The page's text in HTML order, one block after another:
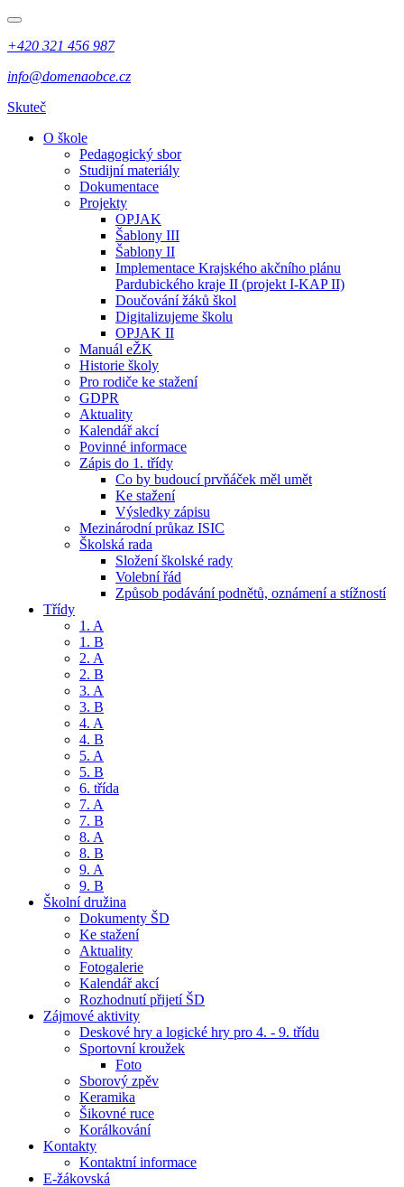
+420 321 456 987
info@domenaobce.cz
Skuteč
O škole
Pedagogický sbor
Studijní materiály
Dokumentace
Projekty
OPJAK
Šablony III
Šablony II
Implementace Krajského akčního plánu
Pardubického kraje II (projekt I-KAP II)
Doučování žáků škol
Digitalizujeme školu
OPJAK II
Manuál eŽK
Historie školy
Pro rodiče ke stažení
GDPR
Aktuality
Kalendář akcí
Povinné informace
Zápis do 1. třídy
Co by budoucí prvňáček měl umět
Ke stažení
Výsledky zápisu
Mezinárodní průkaz ISIC
Školská rada
Složení školské rady
Volební řád
Způsob podávání podnětů, oznámení a stížností
Třídy
1. A
1. B
2. A
2. B
3. A
3. B
4. A
4. B
5. A
5. B
6. třída
7. A
7. B
8. A
8. B
9. A
9. B
Školní družina
Dokumenty ŠD
Ke stažení
Aktuality
Fotogalerie
Kalendář akcí
Rozhodnutí přijetí ŠD
Zájmové aktivity
Deskové hry a logické hry pro 4. - 9. třídu
Sportovní kroužek
Foto
Sborový zpěv
Keramika
Šikovné ruce
Korálkování
Kontakty
Kontaktní informace
E-žákovská